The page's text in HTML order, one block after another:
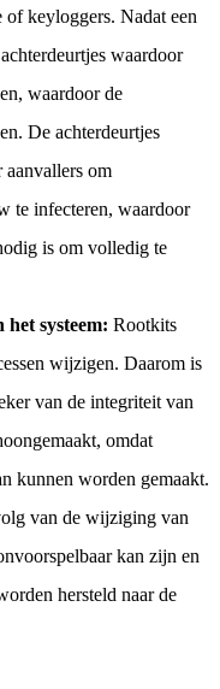
of keyloggers. Nadat een
waardoor
waardoor de
De achterdeurtjes
om
te infecteren, waardoor
is om volledig te
systeem: Rootkits
wijzigen. Daarom is
van de integriteit van
omdat
kunnen worden gemaakt.
van de wijziging van
kan zijn en
hersteld naar de